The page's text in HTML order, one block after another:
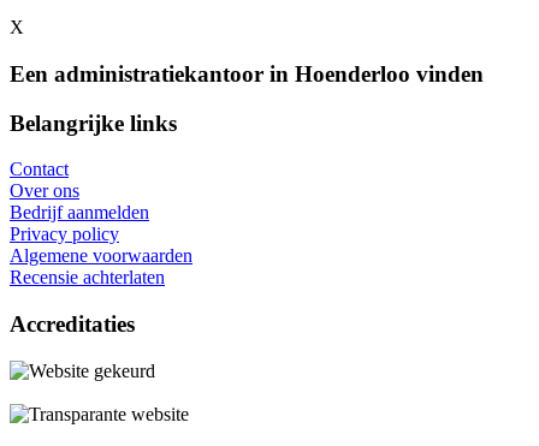
X
Een administratiekantoor in Hoenderloo vinden
Belangrijke links
Contact
Over ons
Bedrijf aanmelden
Privacy policy
Algemene voorwaarden
Recensie achterlaten
Accreditaties